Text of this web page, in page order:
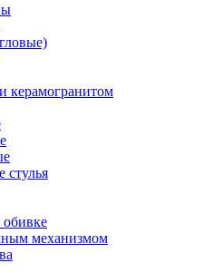
керамогранитом
стулья
механизмом